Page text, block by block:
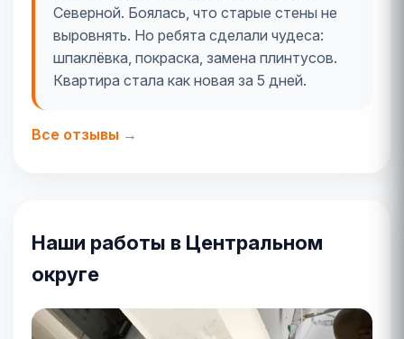
Северной. Боялась, что старые стены не
выровнять. Но ребята сделали чудеса:
шпаклёвка, покраска, замена плинтусов.
Квартира стала как новая за 5 дней.
Все отзывы →
Наши работы в Центральном
округе